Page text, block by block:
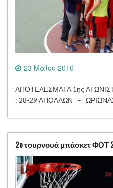
23 Μαΐου 2016
ΑΠΟΤΕΛΕΣΜΑΤΑ 1ης
: 28-29 ΑΠΟΛΛΩΝ –
2o τουρνουά μπάσκετ ΦΟΤ